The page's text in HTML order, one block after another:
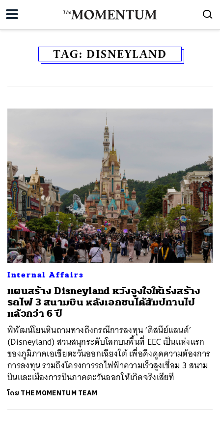
TAG: DISNEYLAND
Internal Affairs
แผนสร้าง Disneyland หวังจูงใจให้เร่งสร้าง
รถไฟ 3 สนามบิน หลังเอกชนได้สัมปทานไป
แล้วกว่า 6 ปี
พิพัฒน์โยนหินถามทางถึงกรณีการลงทุน ‘ดิสนีย์แลนด์’
(Disneyland) สวนสนุกระดับโลกบนพื้นที่ EEC เป็นแห่งแรก
ของภูมิภาคเอเชียตะวันออกเฉียงใต้ เพื่อดึงดูดความต้องการ
การลงทุน รวมถึงโครงการรถไฟฟ้าความเร็วสูงเชื่อม 3 สนาม
บินและเมืองการบินภาคตะวันออกให้เกิดจริงเสียที
โดย THE MOMENTUM TEAM
ค้นหา
SHARE